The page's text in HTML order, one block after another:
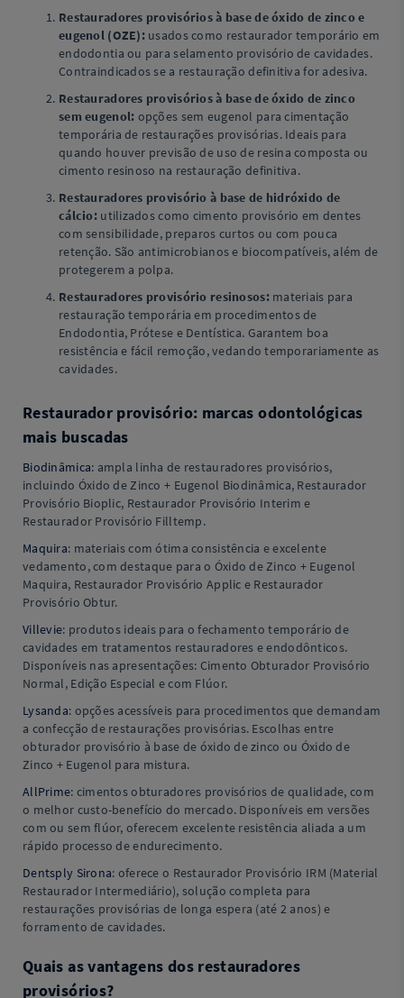
Restauradores provisórios à base de óxido de zinco e
eugenol (OZE):usados como restaurador temporário em
endodontia ou para selamento provisório de cavidades.
Contraindicados se a restauração definitiva for adesiva.
Restauradores provisórios à base de óxido de zinco
sem eugenol: opções sem eugenol para cimentação
temporária de restaurações provisórias. Ideais para
quando houver previsão de uso de resina composta ou
cimento resinoso na restauração definitiva.
Restauradores provisório à base de hidróxido de
cálcio:utilizados como cimento provisório em dentes
com sensibilidade, preparos curtos ou com pouca
retenção. São antimicrobianos e biocompatíveis, além de
protegerem a polpa.
Restauradores provisório resinosos:materiais para
restauração temporária em procedimentos de
Endodontia, Prótese e Dentística. Garantem boa
resistência e fácil remoção, vedando temporariamente as
cavidades.
Restaurador provisório: marcas odontológicas
mais buscadas
Biodinâmica: ampla linha de restauradores provisórios,
incluindo Óxido de Zinco + Eugenol Biodinâmica, Restaurador
Provisório Bioplic, Restaurador Provisório Interim e
Restaurador Provisório Filltemp.
Maquira: materiais com ótima consistência e excelente
vedamento, com destaque para o Óxido de Zinco + Eugenol
Maquira, Restaurador Provisório Applic e Restaurador
Provisório Obtur.
Villevie: produtos ideais para o fechamento temporário de
cavidades em tratamentos restauradores e endodônticos.
Disponíveis nas apresentações: Cimento Obturador Provisório
Normal, Edição Especial e com Flúor.
Lysanda: opções acessíveis para procedimentos que demandam
a confecção de restaurações provisórias. Escolhas entre
obturador provisório à base de óxido de zinco ou Óxido de
Zinco + Eugenol para mistura.
AllPrime: cimentos obturadores provisórios de qualidade, com
o melhor custo-benefício do mercado. Disponíveis em versões
com ou sem flúor, oferecem excelente resistência aliada a um
rápido processo de endurecimento.
Dentsply Sirona: oferece o Restaurador Provisório IRM (Material
Restaurador Intermediário), solução completa para
restaurações provisórias de longa espera (até 2 anos) e
forramento de cavidades.
Quais as vantagens dos restauradores
provisórios?